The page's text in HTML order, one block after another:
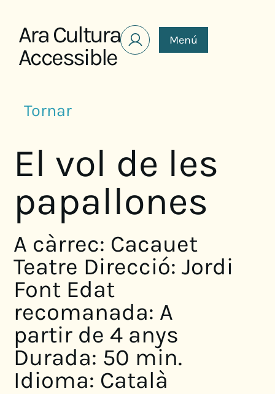
Ara Cultura
Accessible
Menú
Tornar
El vol de les
papallones
A càrrec: Cacauet
Teatre Direcció: Jordi
Font Edat
recomanada: A
partir de 4 anys
Durada: 50 min.
Idioma: Català